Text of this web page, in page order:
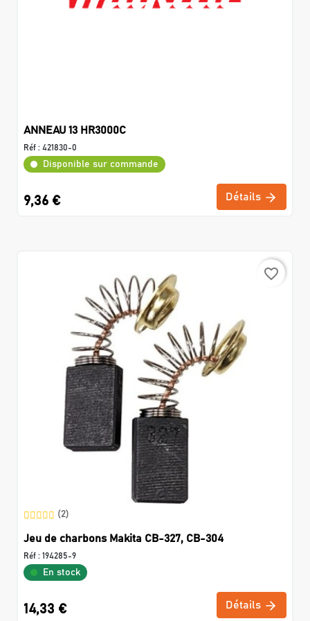
ANNEAU 13 HR3000C
Réf : 421830-0
Disponible sur commande
9,36 € Détails
favorite_border
(2)
Jeu de charbons Makita CB-327, CB-304
Réf : 194285-9
En stock
14,33 € Détails